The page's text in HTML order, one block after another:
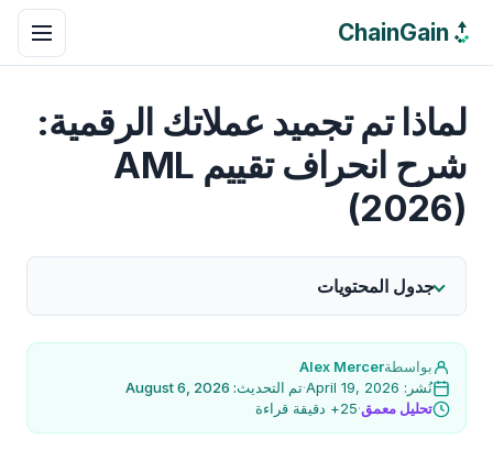
ChainGain
لماذا تم تجميد عملاتك الرقمية:
شرح انحراف تقييم AML
(2026)
جدول المحتويات
بواسطةAlex Mercer
نُشر: April 19, 2026
·تم التحديث: August 6, 2026
تحليل معمق·25+ دقيقة قراءة